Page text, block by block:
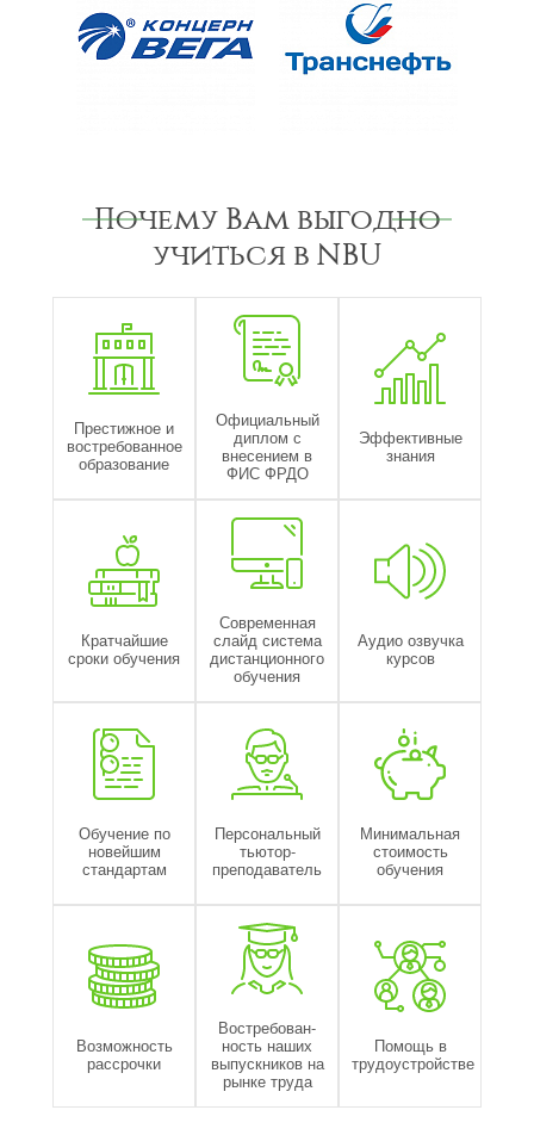
Почему Вам выгодно
учиться в NBU
Престижное и
востребованное
образование
Официальный
диплом с
внесением в
ФИС ФРДО
Эффективные
знания
Кратчайшие
сроки обучения
Современная
слайд система
дистанционного
обучения
Аудио озвучка
курсов
Обучение по
новейшим
стандартам
Персональный
тьютор-
преподаватель
Минимальная
стоимость
обучения
Возможность
рассрочки
Востребован-
ность наших
выпускников на
рынке труда
Помощь в
трудоустройстве